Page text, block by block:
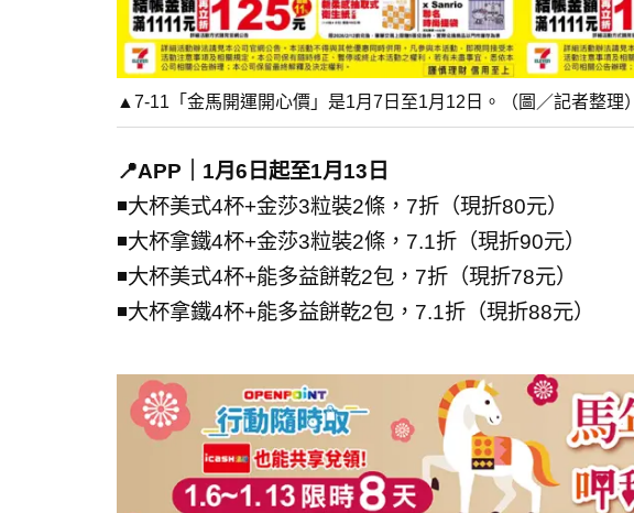
▲7-11「金馬開運開心價」是1月7日至1月12日。（圖／記者整理）
📍APP｜1月6日起至1月13日
◾大杯美式4杯+金莎3粒裝2條，7折（現折80元）
◾大杯拿鐵4杯+金莎3粒裝2條，7.1折（現折90元）
◾大杯美式4杯+能多益餅乾2包，7折（現折78元）
◾大杯拿鐵4杯+能多益餅乾2包，7.1折（現折88元）